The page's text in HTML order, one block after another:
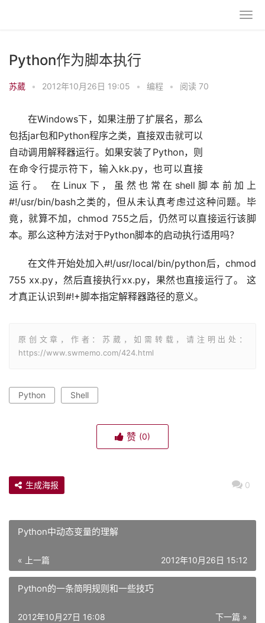
Python作为脚本执行
苏葳 • 2012年10月26日 19:05 • 编程 • 阅读 70
在Windows下，如果注册了扩展名，那么
包括jar包和Python程序之类，直接双击就可以
自动调用解释器运行。如果安装了Python，则
在命令行提示符下，输入kk.py，也可以直接
运行。 在Linux下，虽然也常在shell脚本前加上
#!/usr/bin/bash之类的，但从未认真考虑过这种问题。毕
竟，就算不加，chmod 755之后，仍然可以直接运行该脚
本。那么这种方法对于Python脚本的启动执行适用吗？
在文件开始处加入#!/usr/local/bin/python后，chmod
755 xx.py，然后直接执行xx.py，果然也直接运行了。 这
才真正认识到#!+脚本指定解释器路径的意义。
原创文章，作者：苏葳，如需转载，请注明出处：
https://www.swmemo.com/424.html
Python Shell
赞 (0)
0
生成海报
Python中动态变量的理解
« 上一篇 2012年10月26日 15:12
Python的一条简明规则和一些技巧
下一篇 »
2012年10月27日 16:08